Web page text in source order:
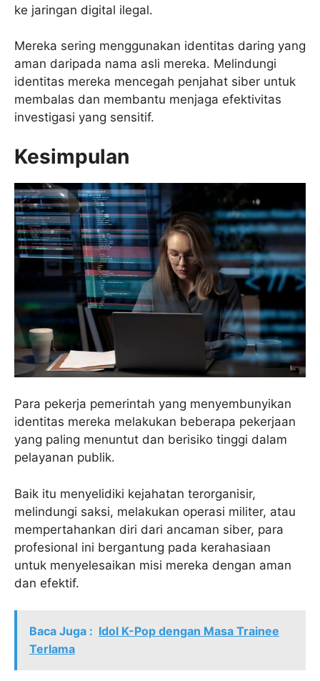
ke jaringan digital ilegal.
Mereka sering menggunakan identitas daring yang
aman daripada nama asli mereka. Melindungi
identitas mereka mencegah penjahat siber untuk
membalas dan membantu menjaga efektivitas
investigasi yang sensitif.
Kesimpulan
Para pekerja pemerintah yang menyembunyikan
identitas mereka melakukan beberapa pekerjaan
yang paling menuntut dan berisiko tinggi dalam
pelayanan publik.
Baik itu menyelidiki kejahatan terorganisir,
melindungi saksi, melakukan operasi militer, atau
mempertahankan diri dari ancaman siber, para
profesional ini bergantung pada kerahasiaan
untuk menyelesaikan misi mereka dengan aman
dan efektif.
Baca Juga : Idol K-Pop dengan Masa Trainee
Terlama